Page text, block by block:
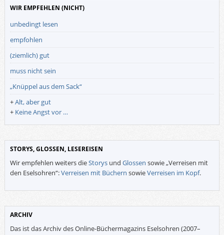
WIR EMPFEHLEN (NICHT)
unbedingt lesen
empfohlen
(ziemlich) gut
muss nicht sein
„Knüppel aus dem Sack“
+Alt, aber gut
+ Keine Angst vor …
STORYS, GLOSSEN, LESEREISEN
Wir empfehlen weiters dieStorysund Glossen sowie „Verreisen mit
den Eselsohren“:Verreisen mit Büchern sowieVerreisen im Kopf.
ARCHIV
Das ist das Archiv des Online-Büchermagazins Eselsohren (2007–